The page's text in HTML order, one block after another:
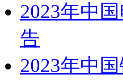
2023年中
告
2023年中